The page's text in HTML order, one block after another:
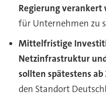
Regierung verankert
für Unternehmen zu
Mittelfristige
Netzinfrastruktur
sollten spätestens
den Standort